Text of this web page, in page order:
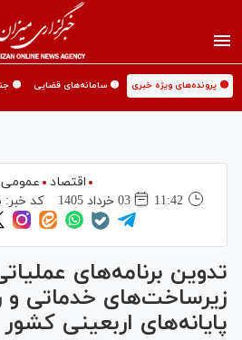
🟡 پرونده‌های ویژه خبری 🟡 سامانه‌های قضایی 🟡
اقتصاد
عمومی
11:42
03 خرداد 1405 کد خبر:
تدوین برنامه‌های
زیرساخت‌های خدماتی و
پایانه‌های اربعینی کشور